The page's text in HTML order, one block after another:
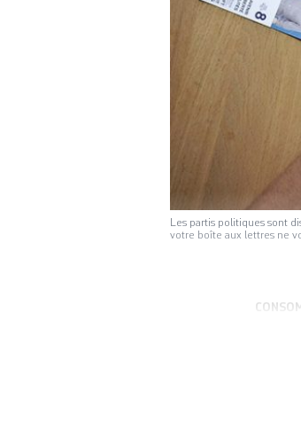
Les partis politiques sont
votre boîte aux lettres ne